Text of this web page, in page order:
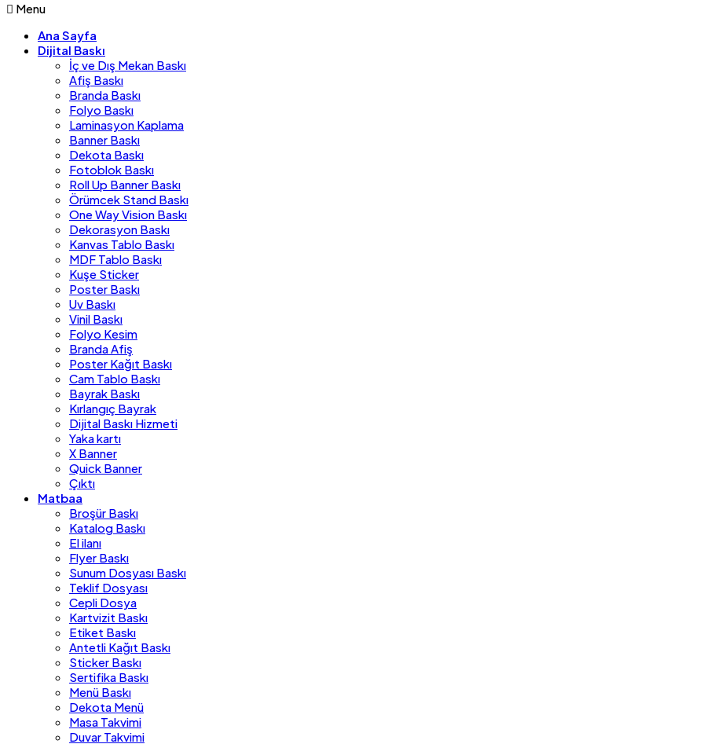
Menu
Ana Sayfa
Dijital Baskı
İç ve Dış Mekan Baskı
Afiş Baskı
Branda Baskı
Folyo Baskı
Laminasyon Kaplama
Banner Baskı
Dekota Baskı
Fotoblok Baskı
Roll Up Banner Baskı
Örümcek Stand Baskı
One Way Vision Baskı
Dekorasyon Baskı
Kanvas Tablo Baskı
MDF Tablo Baskı
Kuşe Sticker
Poster Baskı
Uv Baskı
Vinil Baskı
Folyo Kesim
Branda Afiş
Poster Kağıt Baskı
Cam Tablo Baskı
Bayrak Baskı
Kırlangıç Bayrak
Dijital Baskı Hizmeti
Yaka kartı
X Banner
Quick Banner
Çıktı
Matbaa
Broşür Baskı
Katalog Baskı
El ilanı
Flyer Baskı
Sunum Dosyası Baskı
Teklif Dosyası
Cepli Dosya
Kartvizit Baskı
Etiket Baskı
Antetli Kağıt Baskı
Sticker Baskı
Sertifika Baskı
Menü Baskı
Dekota Menü
Masa Takvimi
Duvar Takvimi